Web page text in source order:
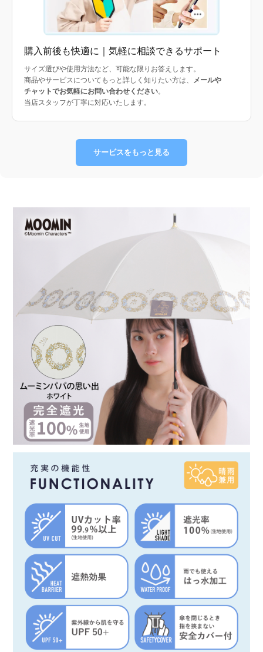
購入前後も快適に｜気軽に相談できるサポート
サイズ選びや使用方法など、可能な限りお答えします。
商品やサービスについてもっと詳しく知りたい方は、 メールや
チャットでお気軽にお問い合わせください。
当店スタッフが丁寧に対応いたします。
サービスをもっと見る